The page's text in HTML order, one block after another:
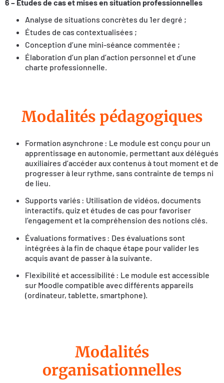
6 – Études de cas et mises en situation professionnelles
Analyse de situations concrètes du 1er degré ;
Études de cas contextualisées ;
Conception d’une mini-séance commentée ;
Élaboration d’un plan d’action personnel et d’une
charte professionnelle.
Modalités pédagogiques
Formation asynchrone : Le module est conçu pour un
apprentissage en autonomie, permettant aux délégués
auxiliaires d’accéder aux contenus à tout moment et de
progresser à leur rythme, sans contrainte de temps ni
de lieu.
Supports variés : Utilisation de vidéos, documents
interactifs, quiz et études de cas pour favoriser
l’engagement et la compréhension des notions clés.
Évaluations formatives : Des évaluations sont
intégrées à la fin de chaque étape pour valider les
acquis avant de passer à la suivante.
Flexibilité et accessibilité : Le module est accessible
sur Moodle compatible avec différents appareils
(ordinateur, tablette, smartphone).
Modalités
organisationnelles